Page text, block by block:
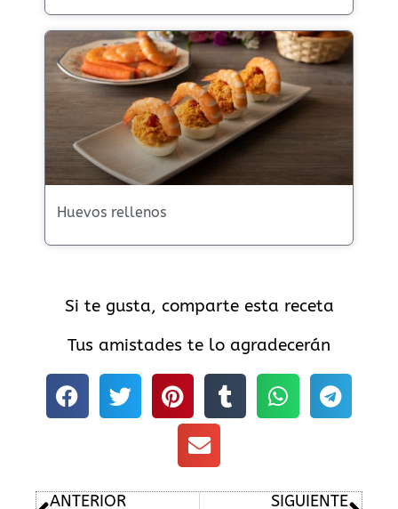
Huevos rellenos
Si te gusta, comparte esta receta
Tus amistades te lo agradecerán
Ant
ANTERIOR SIGUIENTE